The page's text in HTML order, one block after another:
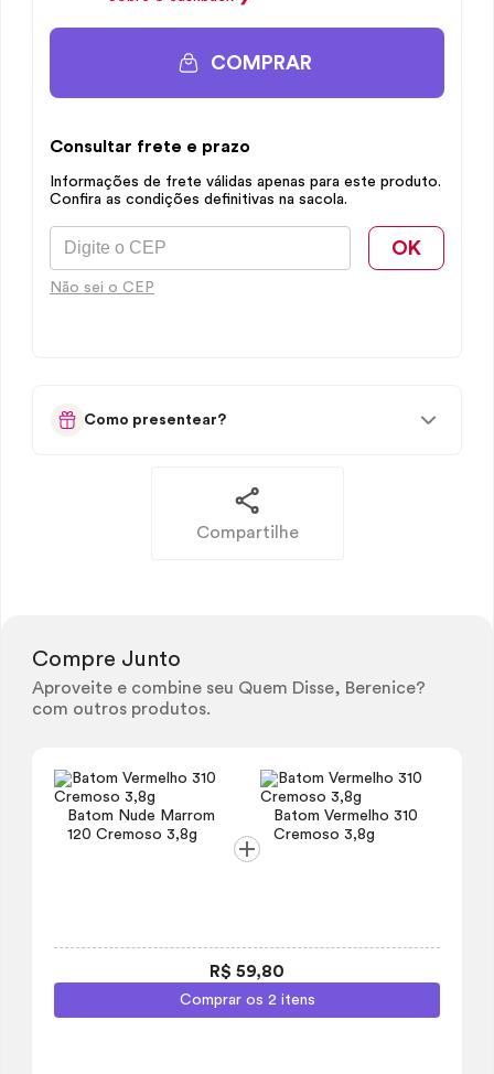
COMPRAR
Consultar frete e prazo
Informações de frete válidas apenas para este produto.
Confira as condições definitivas na sacola.
OK
Não sei o CEP
Como presentear?
Compartilhe
Compre Junto
Aproveite e combine seu Quem Disse, Berenice?
com outros produtos.
Batom Nude Marrom
120 Cremoso 3,8g
Batom Vermelho 310
Cremoso 3,8g
R$ 59,80
Comprar os 2 itens